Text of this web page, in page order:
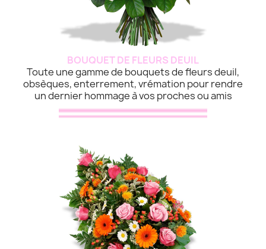
BOUQUET DE FLEURS DEUIL
Toute une gamme de bouquets de fleurs deuil,
obsèques, enterrement, vrémation pour rendre
un dernier hommage à vos proches ou amis